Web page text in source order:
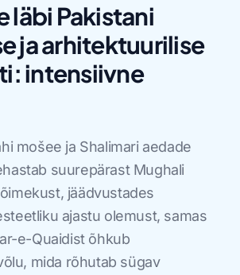
läbi Pakistani
ja arhitektuurilise
intensiivne
mošee ja Shalimari aedade
suurepärast Mughali
jäädvustades
ajastu olemust, samas
e-Quaidist õhkub
mida rõhutab sügav